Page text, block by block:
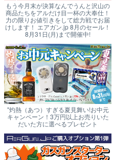
もう今月末が決算なんでうんと沢山の
商品たちをアルだけ目一杯の大奉仕！
力の限りお値引きをして総力戦でお届
けします！ エアガン.jp 8月のセール！
8月31日(月)まで開催中!
"灼熱（あつ）すぎる夏見舞い!お中元
キャンペーン！3万円以上お売りいた
だいた方に選べるプレゼント